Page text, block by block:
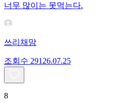
너무 많이는 못먹는다.
쓰리채맘
조회수 291 26.07.25
8